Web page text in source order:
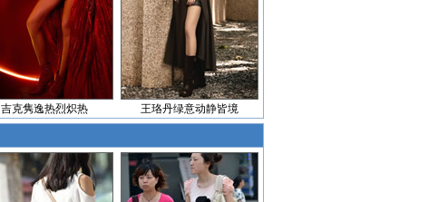
吉克隽逸热烈炽热 王珞丹绿意动静皆境